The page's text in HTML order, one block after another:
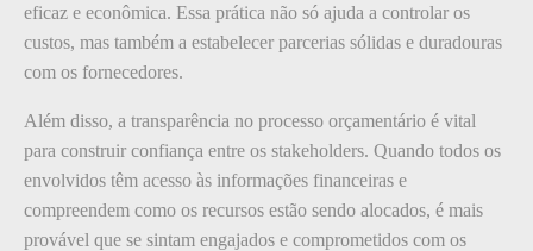
eficaz e econômica. Essa prática não só ajuda a controlar os
custos, mas também a estabelecer parcerias sólidas e duradouras
com os fornecedores.
Além disso, a transparência no processo orçamentário é vital
para construir confiança entre os stakeholders. Quando todos os
envolvidos têm acesso às informações financeiras e
compreendem como os recursos estão sendo alocados, é mais
provável que se sintam engajados e comprometidos com os